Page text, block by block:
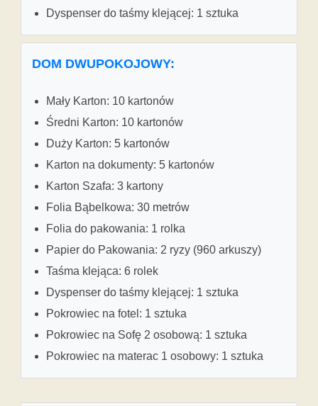
Dyspenser do taśmy klejącej: 1 sztuka
DOM DWUPOKOJOWY:
Mały Karton: 10 kartonów
Średni Karton: 10 kartonów
Duży Karton: 5 kartonów
Karton na dokumenty: 5 kartonów
Karton Szafa: 3 kartony
Folia Bąbelkowa: 30 metrów
Folia do pakowania: 1 rolka
Papier do Pakowania: 2 ryzy (960 arkuszy)
Taśma klejąca: 6 rolek
Dyspenser do taśmy klejącej: 1 sztuka
Pokrowiec na fotel: 1 sztuka
Pokrowiec na Sofę 2 osobową: 1 sztuka
Pokrowiec na materac 1 osobowy: 1 sztuka